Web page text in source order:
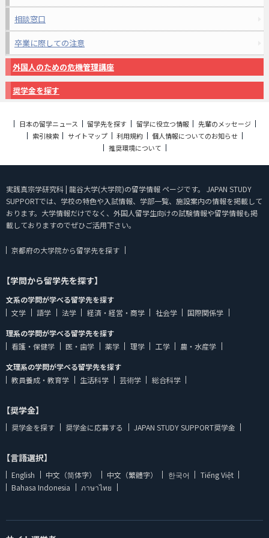
相談窓口
卒業に際しての注意
外国人のための危機管理講座
奨学金を探す
日本の留学ニュース 留学先を探す 留学に役立つ情報
先輩のメッセージ
索引検索
サイトマップ 利用規約
個人情報についてのお知らせ
推奨環境について
実践真宗学研究科 | 龍谷大学(大学院)の留学情報 ページです。 JAPAN STUDY
SUPPORTでは、学校の特色や入試情報、学部一覧、施設案内の情報を掲載して
おります。大学情報だけでなく、外国人留学生向けの試験情報や留学情報も掲
載しておりますのでぜひご活用下さい。
京都府の大学院から留学先を探す
【学問から留学先を探す】
文系の学問が学べる留学先を探す
文学
語学 法学 経済・経営・商学 社会学
国際関係学
理系の学問が学べる留学先を探す
看護・保健学
医・歯学 薬学 理学 工学
農・水産学
文理系の学問が学べる留学先を探す
教員養成・教育学
生活科学 芸術学 総合科学
【奨学金】
奨学金を探す 奨学金に応募する JAPAN STUDY SUPPORT奨学金
【言語選択】
English 中文（简体字） 中文（繁體字） 한국어
Tiếng Việt
Bahasa Indonesia
ภาษาไทย